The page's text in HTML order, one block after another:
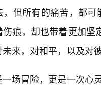
但所有的痛苦，都
伤痕，却也带着更加
来，对和平，以及对
场冒险，更是一次心